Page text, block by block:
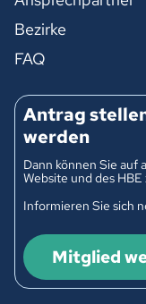
Bezirke
FAQ
Antrag
werden
Dann können Sie auf
Website und des
Informieren Sie sich
Mitglied